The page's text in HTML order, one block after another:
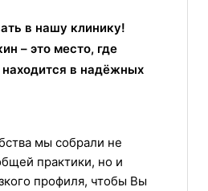
в нашу клинику!
– это место, где
в надёжных
мы собрали не
практики, но и
профиля, чтобы Вы